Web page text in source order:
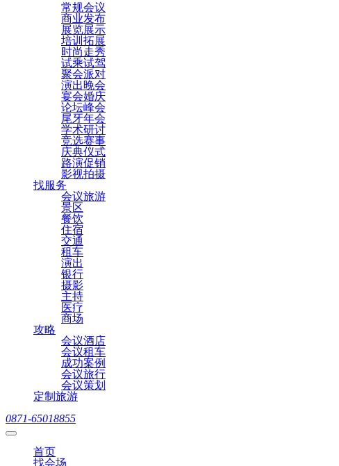
常规会议
商业发布
展览展示
培训拓展
时尚走秀
试乘试驾
聚会派对
演出晚会
宴会婚庆
论坛峰会
尾牙年会
学术研讨
竞选赛事
庆典仪式
路演促销
影视拍摄
找服务
会议旅游
景区
餐饮
住宿
交通
租车
演出
银行
摄影
主持
医疗
商场
攻略
会议酒店
会议租车
成功案例
会议旅行
会议策划
定制旅游
0871-65018855
首页
找会场